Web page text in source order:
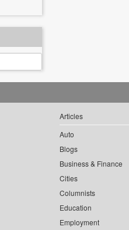
Articles
Auto
Blogs
Business & Finance
Cities
Columnists
Education
Employment